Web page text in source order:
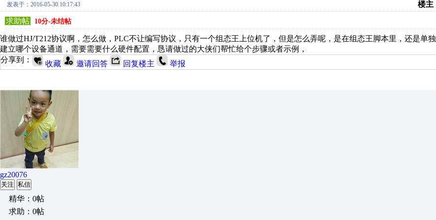
发表于：2016-05-30 10:17:43
楼主
求助帖
10分-未结帖
谁做过HJ/T212协议啊，怎么做，PLC不让编写协议，只有一个组态王上位机了，但是怎么弄呢，是在组态王脚本里，还是单独
建立哪个设备通道，需要需要什么硬件配置，恳请做过的大侠们帮忙给个步骤或者示例，
分享到：
收藏 邀请回答 回复楼主 举报
gz20076
关注 私信
精华：0帖
求助：0帖